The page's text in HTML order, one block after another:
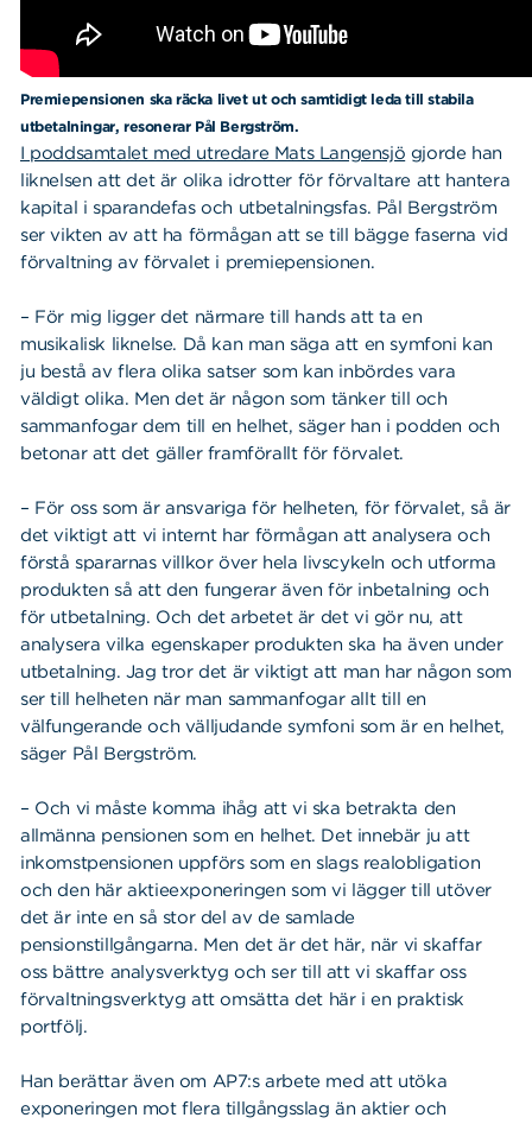
Premiepensionen ska räcka livet ut och samtidigt leda till stabila
utbetalningar, resonerar Pål Bergström.
I poddsamtalet med utredare Mats Langensjö gjorde han
liknelsen att det är olika idrotter för förvaltare att hantera
kapital i sparandefas och utbetalningsfas. Pål Bergström
ser vikten av att ha förmågan att se till bägge faserna vid
förvaltning av förvalet i premiepensionen.
– För mig ligger det närmare till hands att ta en
musikalisk liknelse. Då kan man säga att en symfoni kan
ju bestå av flera olika satser som kan inbördes vara
väldigt olika. Men det är någon som tänker till och
sammanfogar dem till en helhet, säger han i podden och
betonar att det gäller framförallt för förvalet.
– För oss som är ansvariga för helheten, för förvalet, så är
det viktigt att vi internt har förmågan att analysera och
förstå spararnas villkor över hela livscykeln och utforma
produkten så att den fungerar även för inbetalning och
för utbetalning. Och det arbetet är det vi gör nu, att
analysera vilka egenskaper produkten ska ha även under
utbetalning. Jag tror det är viktigt att man har någon som
ser till helheten när man sammanfogar allt till en
välfungerande och välljudande symfoni som är en helhet,
säger Pål Bergström.
– Och vi måste komma ihåg att vi ska betrakta den
allmänna pensionen som en helhet. Det innebär ju att
inkomstpensionen uppförs som en slags realobligation
och den här aktieexponeringen som vi lägger till utöver
det är inte en så stor del av de samlade
pensionstillgångarna. Men det är det här, när vi skaffar
oss bättre analysverktyg och ser till att vi skaffar oss
förvaltningsverktyg att omsätta det här i en praktisk
portfölj.
Han berättar även om AP7:s arbete med att utöka
exponeringen mot flera tillgångsslag än aktier och